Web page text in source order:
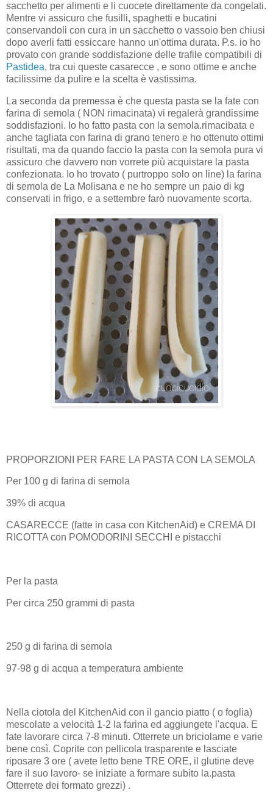
sacchetto per alimenti e li cuocete direttamente da congelati.
Mentre vi assicuro che fusilli, spaghetti e bucatini
conservandoli con cura in un sacchetto o vassoio ben chiusi
dopo averli fatti essiccare hanno un'ottima durata. P.s. io ho
provato con grande soddisfazione delle trafile compatibili di
Pastidea, tra cui queste casarecce , e sono ottime e anche
facilissime da pulire e la scelta è vastissima.
La seconda da premessa è che questa pasta se la fate con
farina di semola ( NON rimacinata) vi regalerà grandissime
soddisfazioni. Io ho fatto pasta con la semola.rimacibata e
anche tagliata con farina di grano tenero e ho ottenuto ottimi
risultati, ma da quando faccio la pasta con la semola pura vi
assicuro che davvero non vorrete più acquistare la pasta
confezionata. Io ho trovato ( purtroppo solo on line) la farina
di semola de La Molisana e ne ho sempre un paio di kg
conservati in frigo, e a settembre farò nuovamente scorta.
PROPORZIONI PER FARE LA PASTA CON LA SEMOLA
Per 100 g di farina di semola
39% di acqua
CASARECCE (fatte in casa con KitchenAid) e CREMA DI
RICOTTA con POMODORINI SECCHI e pistacchi
Per la pasta
Per circa 250 grammi di pasta
250 g di farina di semola
97-98 g di acqua a temperatura ambiente
Nella ciotola del KitchenAid con il gancio piatto ( o foglia)
mescolate a velocità 1-2 la farina ed aggiungete l'acqua. E
fate lavorare circa 7-8 minuti. Otterrete un briciolame e varie
bene così. Coprite con pellicola trasparente e lasciate
riposare 3 ore ( avete letto bene TRE ORE, il glutine deve
fare il suo lavoro- se iniziate a formare subito la.pasta
Otterrete dei formato grezzi) .